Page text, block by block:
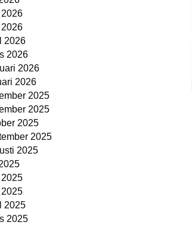
2026
2026
2026
2026
2025
2025
2025
2025
2025
2025
2025